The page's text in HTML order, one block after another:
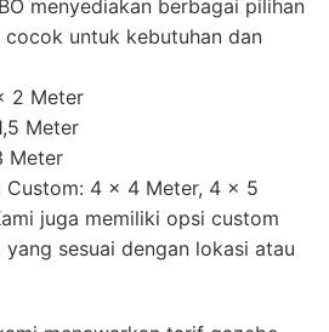
menyediakan berbagai pilihan
untuk kebutuhan dan
2 Meter
Meter
Meter
Custom: 4 x 4 Meter, 4 x 5
juga memiliki opsi custom
sesuai dengan lokasi atau